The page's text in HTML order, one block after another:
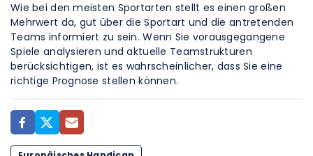
Wie bei den meisten Sportarten stellt es einen großen
Mehrwert da, gut über die Sportart und die antretenden
Teams informiert zu sein. Wenn Sie vorausgegangene
Spiele analysieren und aktuelle Teamstrukturen
berücksichtigen, ist es wahrscheinlicher, dass Sie eine
richtige Prognose stellen können.